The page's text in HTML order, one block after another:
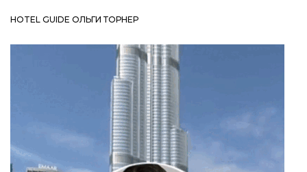
HOTEL GUIDE ОЛЬГИ ТОРНЕР